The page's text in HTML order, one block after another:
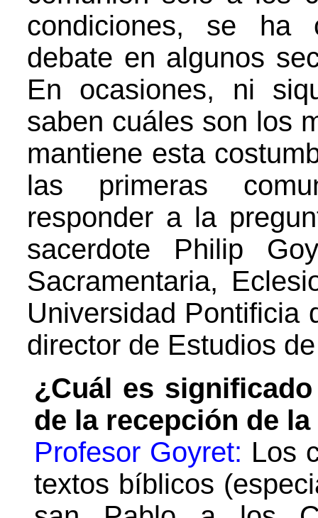
condiciones, se ha
debate en algunos
En ocasiones, ni
saben cuáles son los
mantiene esta
las primeras
responder a la
sacerdote Philip
Sacramentaria,
Universidad Pontificia
director de Estudios
¿Cuál es
de la recepción de
Profesor Goyret: Los
textos bíblicos